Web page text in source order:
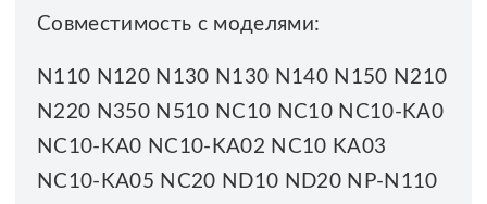
Совместимость с моделями:
N110 N120 N130 N130 N140 N150 N210
N220 N350 N510 NC10 NC10 NC10-KA0
NC10-KA0 NC10-KA02 NC10 KA03
NC10-KA05 NC20 ND10 ND20 NP-N110